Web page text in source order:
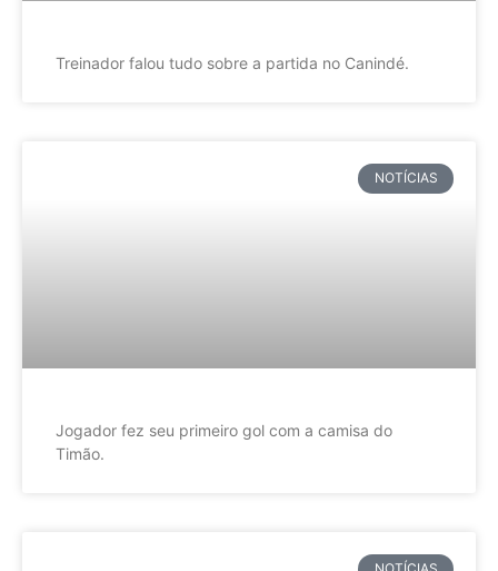
Treinador falou tudo sobre a partida no Canindé.
NOTÍCIAS
Jogador fez seu primeiro gol com a camisa do
Timão.